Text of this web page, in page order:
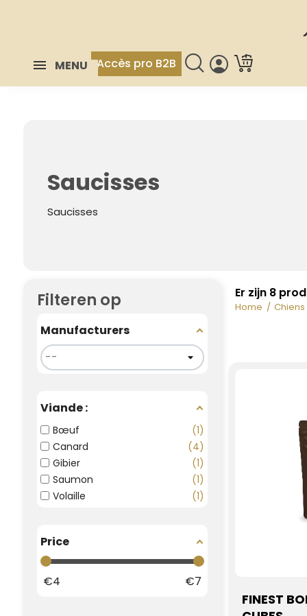
MENU Accès pro B2B
Saucisses
Saucisses
Filteren op
Manufacturers
Viande :
Bœuf
1
Canard
4
Gibier
1
Saumon
1
Volaille
1
Price
€4 €7
Er zijn 8
Home Chiens
FINEST